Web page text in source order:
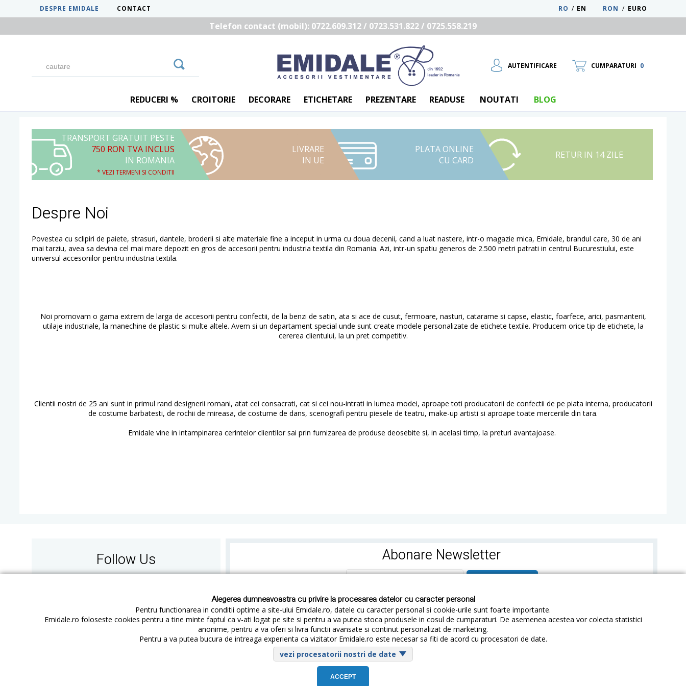
Alegerea dumneavoastra cu privire la procesarea datelor cu caracter personal
Pentru functionarea in conditii optime a site-ului Emidale.ro, datele cu caracter personal si cookie-urile sunt foarte importante.
Emidale.ro foloseste cookies pentru a tine minte faptul ca v-ati logat pe site si pentru a va putea stoca produsele in cosul de cumparaturi. De asemenea acestea vor colecta statistici
anonime, pentru a va oferi si livra functii avansate si continut personalizat de marketing.
Pentru a va putea bucura de intreaga experienta ca vizitator Emidale.ro este necesar sa fiti de acord cu procesatori de date.
vezi procesatorii nostri de date
ACCEPT
DESPRE EMIDALE CONTACT RON / EURO
EN
/
RO
Telefon contact (mobil): 0722.609.312 / 0723.531.822 / 0725.558.219
AUTENTIFICARE
UTILIZATOR NOU
RECUPEREAZA PAROLA
CUMPARATURI 0
REDUCERI % CROITORIE DECORARE ETICHETARE PREZENTARE READUSE NOUTATI BLOG
TRANSPORT GRATUIT PESTE
750 RON TVA INCLUS
IN ROMANIA
* VEZI TERMENI SI CONDITII
LIVRARE
IN UE
PLATA ONLINE
CU CARD
RETUR IN 14 ZILE
Despre Noi
Povestea cu sclipiri de paiete, strasuri, dantele, broderii si alte materiale fine a inceput in urma cu doua decenii, cand a luat nastere, intr-o magazie mica, Emidale, brandul care, 30 de ani
mai tarziu, avea sa devina cel mai mare depozit en gros de accesorii pentru industria textila din Romania. Azi, intr-un spatiu generos de 2.500 metri patrati in centrul Bucurestiului, este
universul accesoriilor pentru industria textila.
Noi promovam o gama extrem de larga de accesorii pentru confectii, de la benzi de satin, ata si ace de cusut, fermoare, nasturi, catarame si capse, elastic, foarfece, arici, pasmanterii,
utilaje industriale, la manechine de plastic si multe altele. Avem si un departament special unde sunt create modele personalizate de etichete textile. Producem orice tip de etichete, la
cererea clientului, la un pret competitiv.
Clientii nostri de 25 ani sunt in primul rand designerii romani, atat cei consacrati, cat si cei nou-intrati in lumea modei, aproape toti producatorii de confectii de pe piata interna, producatorii
de costume barbatesti, de rochii de mireasa, de costume de dans, scenografi pentru piesele de teatru, make-up artisti si aproape toate merceriile din tara.
Emidale vine in intampinarea cerintelor clientilor sai prin furnizarea de produse deosebite si, in acelasi timp, la preturi avantajoase.
Follow Us Abonare Newsletter
Cum cumperi Cum platesc Cum livram Cum returnezi Termeni si Conditii Confidentialitate Sitemap